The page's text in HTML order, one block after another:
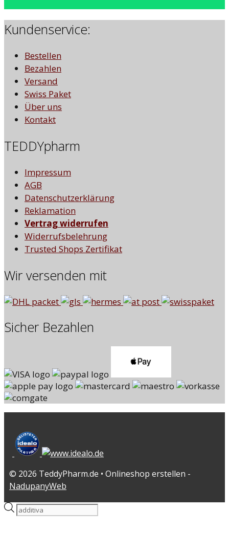
Kundenservice:
Bestellen
Bezahlen
Versand
Swiss Paket
Über uns
Kontakt
TEDDYpharm
Impressum
AGB
Datenschutzerklärung
Reklamation
Vertrag widerrufen
Widerrufsbelehrung
Trusted Shops Zertifikat
Wir versenden mit
Sicher Bezahlen
© 2026 TeddyPharm.de • Onlineshop erstellen -
NadupanyWeb
Products